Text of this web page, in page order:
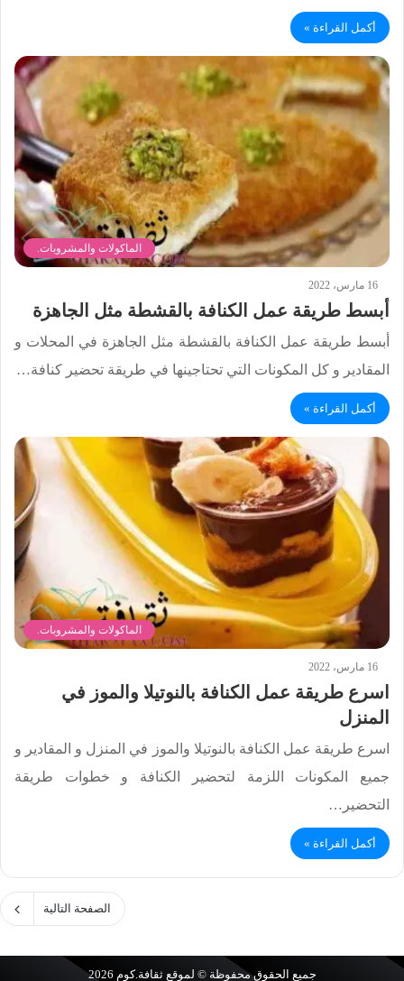
أكمل القراءة »
الماكولات والمشروبات.
16 مارس، 2022
أبسط طريقة عمل الكنافة بالقشطة مثل الجاهزة
أبسط طريقة عمل الكنافة بالقشطة مثل الجاهزة في المحلات و
المقادير و كل المكونات التي تحتاجينها في طريقة تحضير كنافة…
أكمل القراءة »
الماكولات والمشروبات.
16 مارس، 2022
اسرع طريقة عمل الكنافة بالنوتيلا والموز في
المنزل
اسرع طريقة عمل الكنافة بالنوتيلا والموز في المنزل و المقادير و
جميع المكونات اللزمة لتحضير الكنافة و خطوات طريقة
التحضير…
أكمل القراءة »
الصفحة التالية
جميع الحقوق محفوظة © لموقعثقافة.كوم